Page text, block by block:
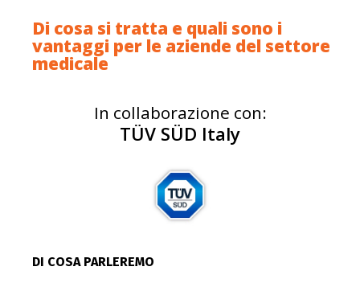
Di cosa si tratta e quali sono i
vantaggi per le aziende del settore
medicale
In collaborazione con:
TÜV SÜD Italy
DI COSA PARLEREMO